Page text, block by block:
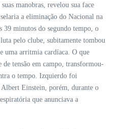
manobras, revelou sua face
a eliminação do Nacional na
39 minutos do segundo tempo, o
pelo clube, subitamente tombou
uma arritmia cardíaca. O que
de tensão em campo, transformou-
o tempo. Izquierdo foi
Einstein, porém, durante o
que anunciava a